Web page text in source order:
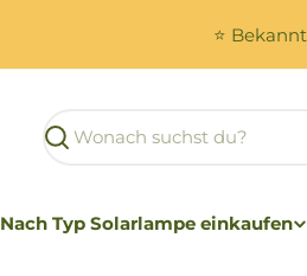
⭐
Suchen
Nach Typ Solarlampe einkaufen